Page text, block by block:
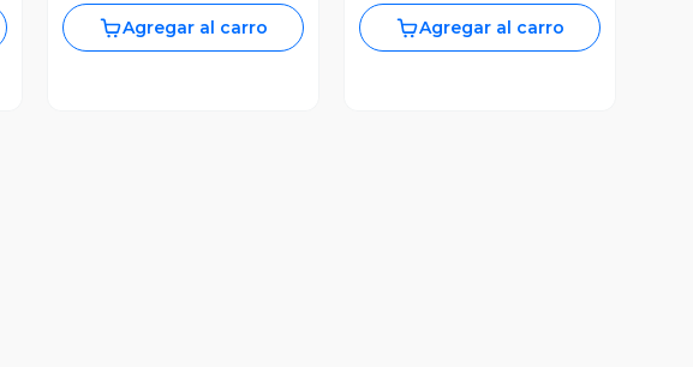
Agregar al carro Agregar al carro